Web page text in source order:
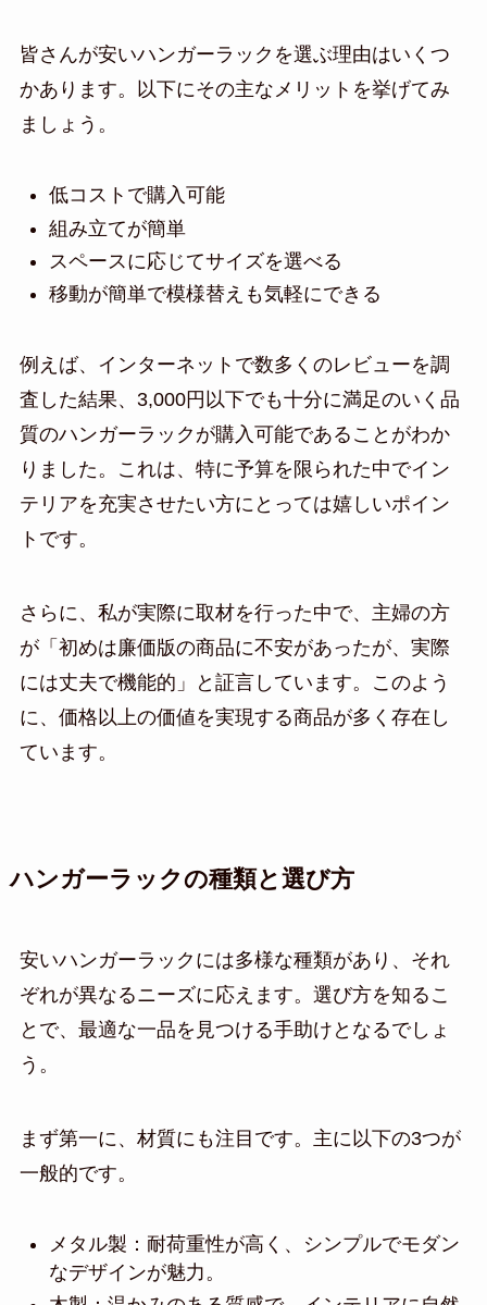
皆さんが安いハンガーラックを選ぶ理由はいくつ
かあります。以下にその主なメリットを挙げてみ
ましょう。
低コストで購入可能
組み立てが簡単
スペースに応じてサイズを選べる
移動が簡単で模様替えも気軽にできる
例えば、インターネットで数多くのレビューを調
査した結果、3,000円以下でも十分に満足のいく品
質のハンガーラックが購入可能であることがわか
りました。これは、特に予算を限られた中でイン
テリアを充実させたい方にとっては嬉しいポイン
トです。
さらに、私が実際に取材を行った中で、主婦の方
が「初めは廉価版の商品に不安があったが、実際
には丈夫で機能的」と証言しています。このよう
に、価格以上の価値を実現する商品が多く存在し
ています。
ハンガーラックの種類と選び方
安いハンガーラックには多様な種類があり、それ
ぞれが異なるニーズに応えます。選び方を知るこ
とで、最適な一品を見つける手助けとなるでしょ
う。
まず第一に、材質にも注目です。主に以下の3つが
一般的です。
メタル製：耐荷重性が高く、シンプルでモダン
なデザインが魅力。